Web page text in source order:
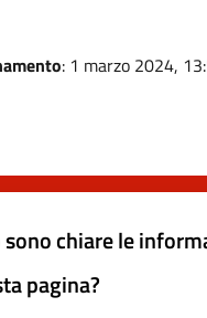
: 1 marzo 2024,
sono chiare le
pagina?